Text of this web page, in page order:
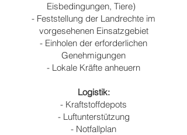
Eisbedingungen, Tiere)
- Feststellung der Landrechte im
vorgesehenen Einsatzgebiet
- Einholen der erforderlichen
Genehmigungen
- Lokale Kräfte anheuern
Logistik:
- Kraftstoffdepots
- Luftunterstützung
- Notfallplan